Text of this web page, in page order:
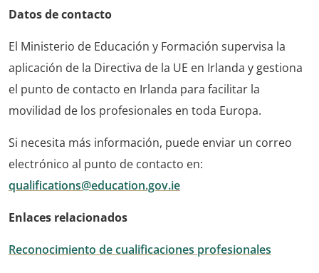
Datos de contacto
El Ministerio de Educación y Formación supervisa la
aplicación de la Directiva de la UE en Irlanda y gestiona
el punto de contacto en Irlanda para facilitar la
movilidad de los profesionales en toda Europa.
Si necesita más información, puede enviar un correo
electrónico al punto de contacto en:
qualifications@education.gov.ie
Enlaces relacionados
Reconocimiento de cualificaciones profesionales